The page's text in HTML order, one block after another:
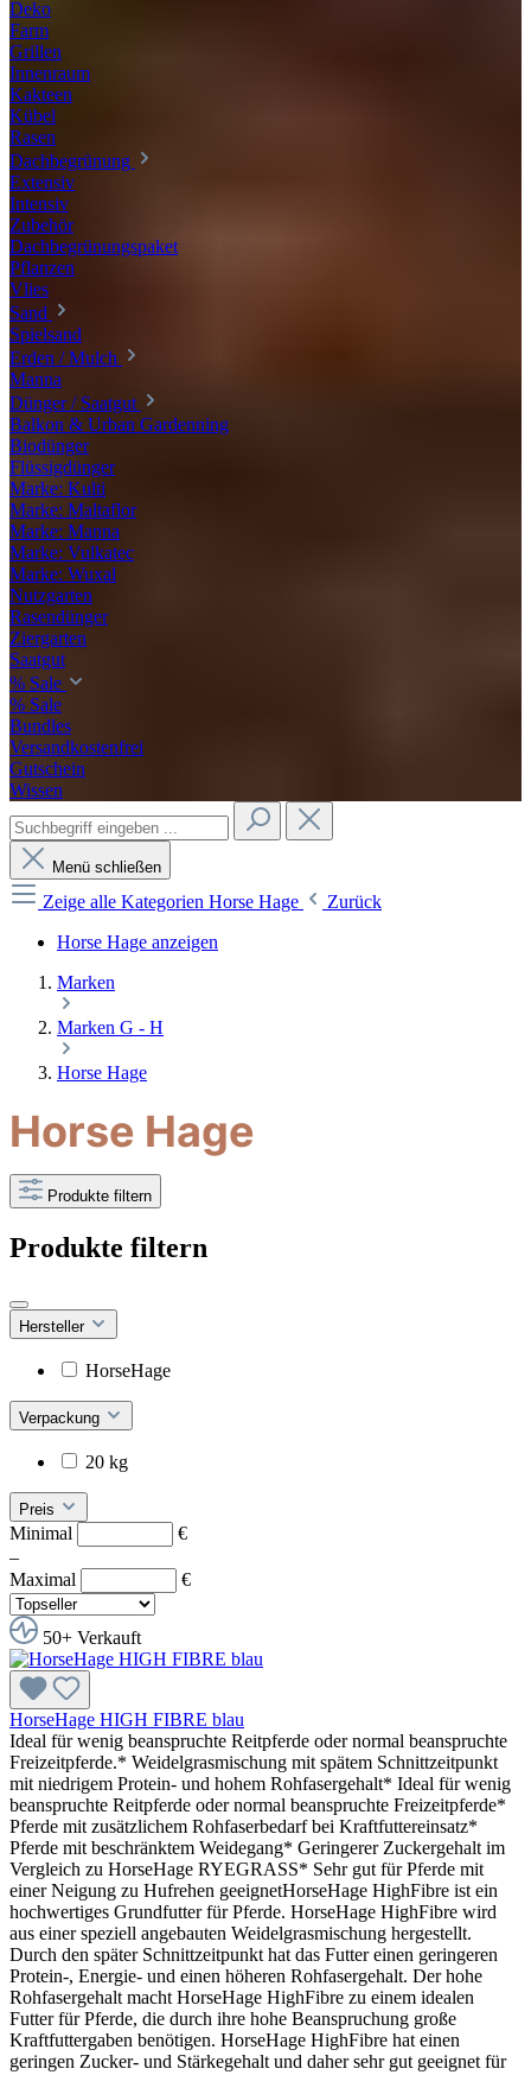
Deko
Farm
Grillen
Innenraum
Kakteen
Kübel
Rasen
Dachbegrünung
Extensiv
Intensiv
Zubehör
Dachbegrünungspaket
Pflanzen
Vlies
Sand
Spielsand
Erden / Mulch
Manna
Dünger / Saatgut
Balkon & Urban Gardenning
Biodünger
Flüssigdünger
Marke: Kulti
Marke: Maltaflor
Marke: Manna
Marke: Vulkatec
Marke: Wuxal
Nutzgarten
Rasendünger
Ziergarten
Saatgut
% Sale
% Sale
Bundles
Versandkostenfrei
Gutschein
Wissen
Menü schließen
Zeige alle Kategorien Horse Hage
Zurück
Horse Hage anzeigen
Marken
Marken G - H
Horse Hage
Horse Hage
Produkte filtern
Produkte filtern
Hersteller
HorseHage
Verpackung
20 kg
Preis
Minimal
€
–
Maximal
€
50+ Verkauft
HorseHage HIGH FIBRE blau
Ideal für wenig beanspruchte Reitpferde oder normal beanspruchte
Freizeitpferde.* Weidelgrasmischung mit spätem Schnittzeitpunkt
mit niedrigem Protein- und hohem Rohfasergehalt* Ideal für wenig
beanspruchte Reitpferde oder normal beanspruchte Freizeitpferde*
Pferde mit zusätzlichem Rohfaserbedarf bei Kraftfuttereinsatz*
Pferde mit beschränktem Weidegang* Geringerer Zuckergehalt im
Vergleich zu HorseHage RYEGRASS* Sehr gut für Pferde mit
einer Neigung zu Hufrehen geeignetHorseHage HighFibre ist ein
hochwertiges Grundfutter für Pferde. HorseHage HighFibre wird
aus einer speziell angebauten Weidelgrasmischung hergestellt.
Durch den später Schnittzeitpunkt hat das Futter einen geringeren
Protein-, Energie- und einen höheren Rohfasergehalt. Der hohe
Rohfasergehalt macht HorseHage HighFibre zu einem idealen
Futter für Pferde, die durch ihre hohe Beanspruchung große
Kraftfuttergaben benötigen. HorseHage HighFibre hat einen
geringen Zucker- und Stärkegehalt und daher sehr gut geeignet für